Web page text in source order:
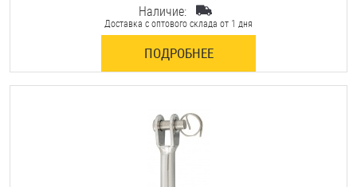
Наличие:
Доставка с оптового склада от 1 дня
ПОДРОБНЕЕ